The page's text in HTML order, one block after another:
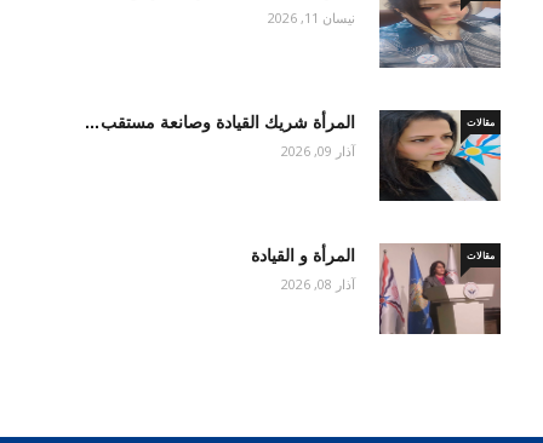
نيسان 11, 2026
المرأة شريك القيادة وصانعة مستقب… مقالات
آذار 09, 2026
المرأة و القيادة مقالات
آذار 08, 2026